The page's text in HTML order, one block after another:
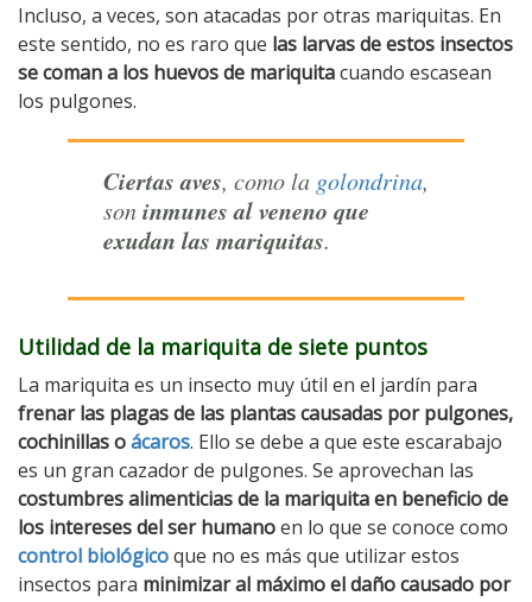
Incluso, a veces, son atacadas por otras mariquitas. En
este sentido, no es raro que las larvas de estos insectos
se coman a los huevos de mariquitacuando escasean
los pulgones.
Ciertas aves, como la golondrina,
soninmunes al veneno que
exudan las mariquitas.
Utilidad de la mariquita de siete puntos
La mariquita es un insecto muy útil en el jardín para
frenar las plagas de las plantas causadas por pulgones,
cochinillas oácaros. Ello se debe a que este escarabajo
es un gran cazador de pulgones. Se aprovechan las
costumbres alimenticias de la mariquita en beneficio de
los intereses del ser humanoen lo que se conoce como
control biológicoque no es más que utilizar estos
insectos para minimizar al máximo el daño causado por